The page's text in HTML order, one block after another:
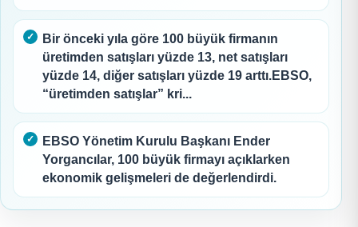
Bir önceki yıla göre 100 büyük firmanın
üretimden satışları yüzde 13, net satışları
yüzde 14, diğer satışları yüzde 19 arttı.EBSO,
“üretimden satışlar” kri...
EBSO Yönetim Kurulu Başkanı Ender
Yorgancılar, 100 büyük firmayı açıklarken
ekonomik gelişmeleri de değerlendirdi.